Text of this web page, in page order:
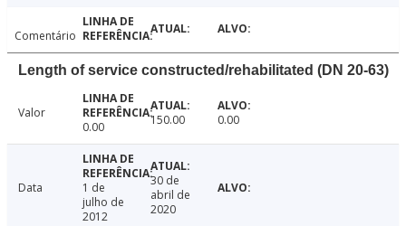
Comentário
Length of service constructed/rehabilitated (DN 20-63)
Valor
0.00
150.00 0.00
Data
1 de
julho de
2012
30 de
abril de
2020